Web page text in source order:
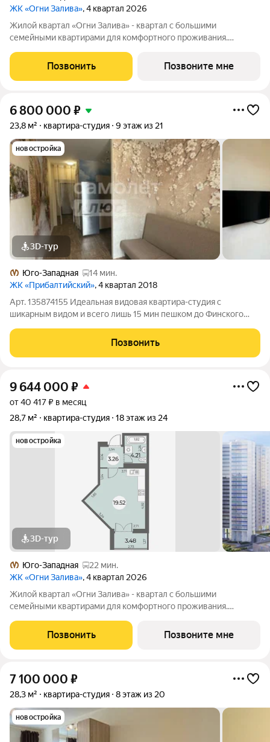
ЖК «Огни Залива», 4 квартал 2026
Жилой квартал «Огни Залива» - квартал с большими
семейными квартирами для комфортного проживания.
социальная среда. В проекте IV очереди преобладают двух и
Позвонить Позвоните мне
6 800 000 ₽
23,8 м² квартира-студия 9 этаж из 21
новостройка
3D-тур
Юго-Западная
14 мин.
ЖК «Прибалтийский», 4 квартал 2018
Арт. 135874155 Идеальная видовая квартира-студия с
шикарным видом и всего лишь 15 мин пешком до Финского
Вашей Жизни с «САМОЛЕТ ПЛЮС»! Мечтаете о собственном
уютном уголке в Санкт-Петербурге? Мы
Позвонить
9 644 000 ₽
от 40 417 ₽ в месяц
28,7 м²
квартира-студия 18 этаж из 24
новостройка
3D-тур
Юго-Западная
22 мин.
ЖК «Огни Залива», 4 квартал 2026
Жилой квартал «Огни Залива» - квартал с большими
семейными квартирами для комфортного проживания.
социальная среда. В проекте IV очереди преобладают двух и
Позвонить Позвоните мне
7 100 000 ₽
28,3 м² квартира-студия 8 этаж из 20
новостройка